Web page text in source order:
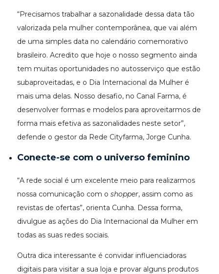
“Precisamos trabalhar a sazonalidade dessa data tão
valorizada pela mulher contemporânea, que vai além
de uma simples data no calendário comemorativo
brasileiro. Acredito que hoje o nosso segmento ainda
tem muitas oportunidades no autosserviço que estão
subaproveitadas, e o Dia Internacional da Mulher é
mais uma delas. Nosso desafio, no Canal Farma, é
desenvolver formas e modelos para aproveitarmos de
forma mais efetiva as sazonalidades neste setor”,
defende o gestor da Rede Cityfarma, Jorge Cunha.
Conecte-se com o universo feminino
“A rede social é um excelente meio para realizarmos
nossa comunicação com o shopper, assim como as
revistas de ofertas”, orienta Cunha. Dessa forma,
divulgue as ações do Dia Internacional da Mulher em
todas as suas redes sociais.
Outra dica interessante é convidar influenciadoras
digitais para visitar a sua loja e provar alguns produtos